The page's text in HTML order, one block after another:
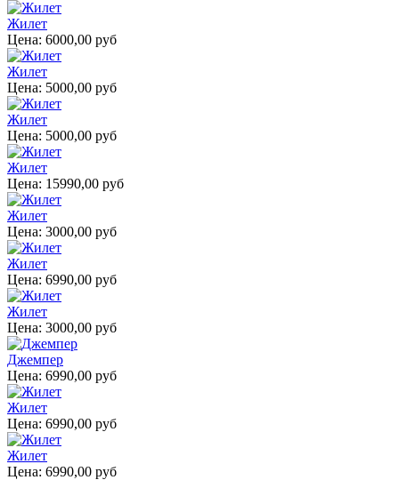
Жилет
Цена: 6000,00 руб
Жилет
Цена: 5000,00 руб
Жилет
Цена: 5000,00 руб
Жилет
Цена: 15990,00 руб
Жилет
Цена: 3000,00 руб
Жилет
Цена: 6990,00 руб
Жилет
Цена: 3000,00 руб
Джемпер
Цена: 6990,00 руб
Жилет
Цена: 6990,00 руб
Жилет
Цена: 6990,00 руб